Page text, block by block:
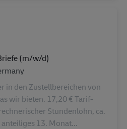
(m/w/d)
in den Zustellbereichen von
wir bieten. 17,20 € Tarif-
Stundenlohn, ca.
13. Monat...